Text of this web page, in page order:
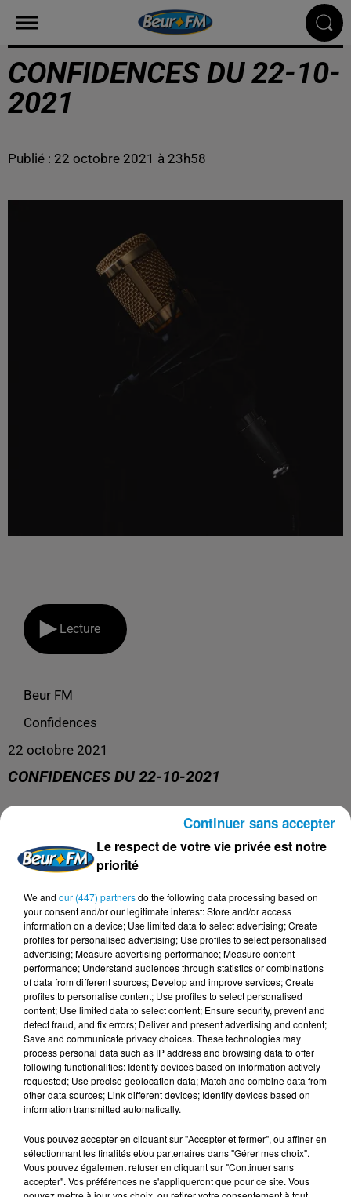
CONFIDENCES DU 22-10-
2021
Publié : 22 octobre 2021 à 23h58
Lecture
Beur FM
Confidences
22 octobre 2021
CONFIDENCES DU 22-10-2021
DERNIERS PODCASTS
24 juillet 2026
Les Zinformés - 24/07/26
23 juillet 2026
Les Zinformés - 23/07/26
Le respect de votre vie privée est notre
priorité
We and our (447) partnersdo the following data processing based on
your consent and/or our legitimate interest: Store and/or access
information on a device; Use limited data to select advertising; Create
profiles for personalised advertising; Use profiles to select personalised
advertising; Measure advertising performance; Measure content
performance; Understand audiences through statistics or combinations
of data from different sources; Develop and improve services; Create
profiles to personalise content; Use profiles to select personalised
content; Use limited data to select content; Ensure security, prevent and
detect fraud, and fix errors; Deliver and present advertising and content;
Save and communicate privacy choices. These technologies may
process personal data such as IP address and browsing data to offer
following functionalities: Identify devices based on information actively
requested; Use precise geolocation data; Match and combine data from
other data sources; Link different devices; Identify devices based on
information transmitted automatically.
Vous pouvez accepter en cliquant sur "Accepter et fermer", ou affiner en
sélectionnant les finalités et/ou partenaires dans "Gérer mes choix".
Vous pouvez également refuser en cliquant sur "Continuer sans
accepter". Vos préférences ne s'appliqueront que pour ce site. Vous
Continuer sans accepter